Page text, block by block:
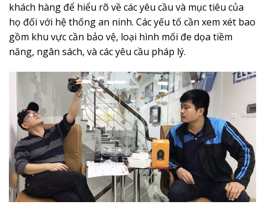
khách hàng để hiểu rõ về các yêu cầu và mục tiêu của
họ đối với hệ thống an ninh. Các yếu tố cần xem xét bao
gồm khu vực cần bảo vệ, loại hình mối đe dọa tiềm
năng, ngân sách, và các yêu cầu pháp lý.